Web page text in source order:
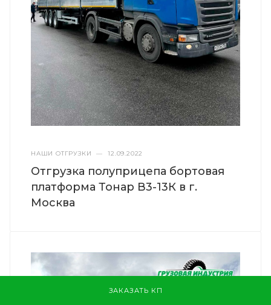
ЗАКАЗАТЬ КП
НАШИ ОТГРУЗКИ — 12.09.2022
Отгрузка полуприцепа бортовая
платформа Тонар В3-13К в г.
Москва